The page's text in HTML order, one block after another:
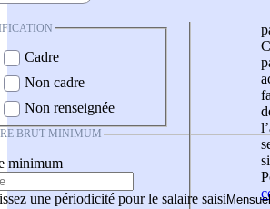
Cadre
Non cadre
Non renseignée
BRUT MINIMUM
minimum
une périodicité pour le salaire saisi